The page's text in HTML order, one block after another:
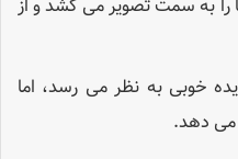
به سمت تصویر می کشد و از
خوبی به نظر می رسد، اما
می دهد.